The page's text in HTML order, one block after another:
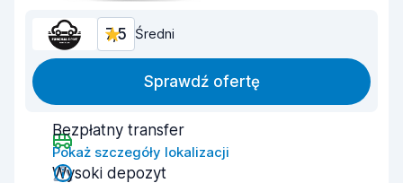
7,5 Średni
Sprawdź ofertę
Bezpłatny transfer
Pokaż szczegóły lokalizacji
Wysoki depozyt